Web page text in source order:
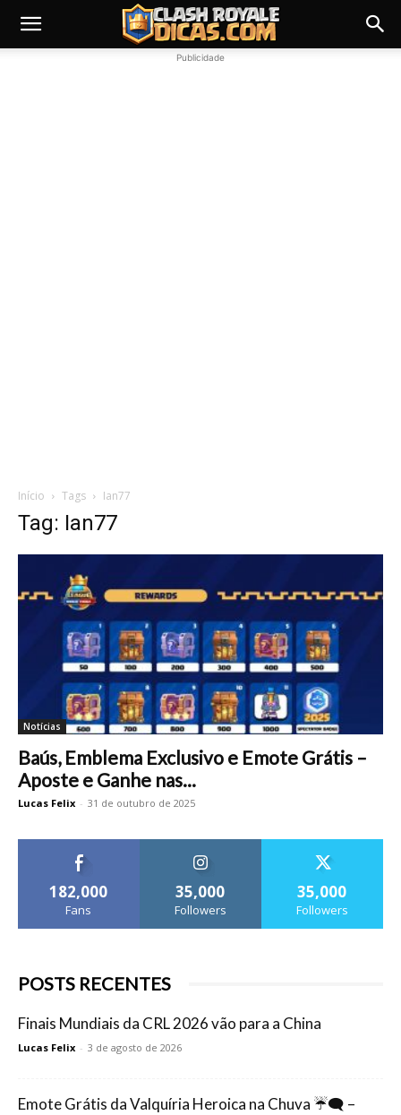
Publicidade
Início Tags Ian77
Tag: Ian77
Notícias
Baús, Emblema Exclusivo e Emote Grátis –
Aposte e Ganhe nas...
Lucas Felix - 31 de outubro de 2025
182,000
Fans
35,000
Followers
35,000
Followers
POSTS RECENTES
Finais Mundiais da CRL 2026 vão para a China
Lucas Felix - 3 de agosto de 2026
Emote Grátis da Valquíria Heroica na Chuva ☔🗨️ –